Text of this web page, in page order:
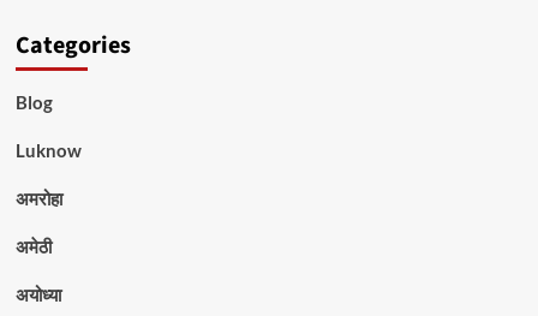
Categories
Blog
Luknow
अमरोहा
अमेठी
अयोध्या